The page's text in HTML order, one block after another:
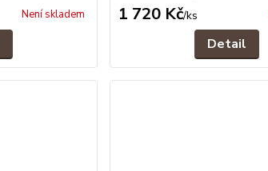
Není skladem 1 720 Kč/ks
Detail